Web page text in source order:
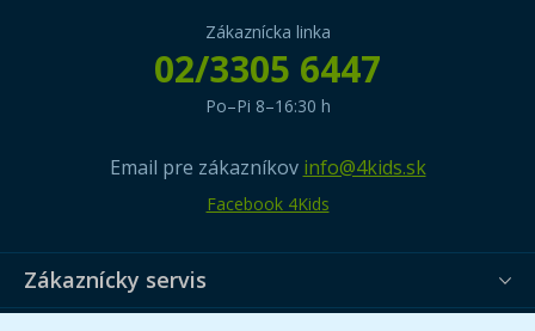
Zákaznícka linka
02/3305 6447
Po–Pi 8–16:30 h
Email pre zákazníkov info@4kids.sk
Facebook 4Kids
Zákaznícky servis